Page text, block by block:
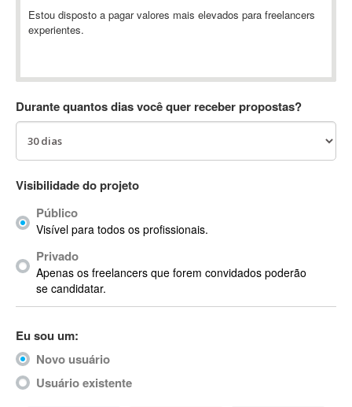
Ableton Push
Abstract
AC3
ACID Pro
ACPI
Acrobat
Acrobat X
Acronis
ACT
Actimize
ActionScript
ActionScript 3
Estou disposto a pagar valores mais elevados para freelancers
experientes.
Durante quantos dias você quer receber propostas?
Visibilidade do projeto
Público
Visível para todos os profissionais.
Privado
Apenas os freelancers que forem convidados poderão
se candidatar.
Eu sou um:
Novo usuário
Usuário existente